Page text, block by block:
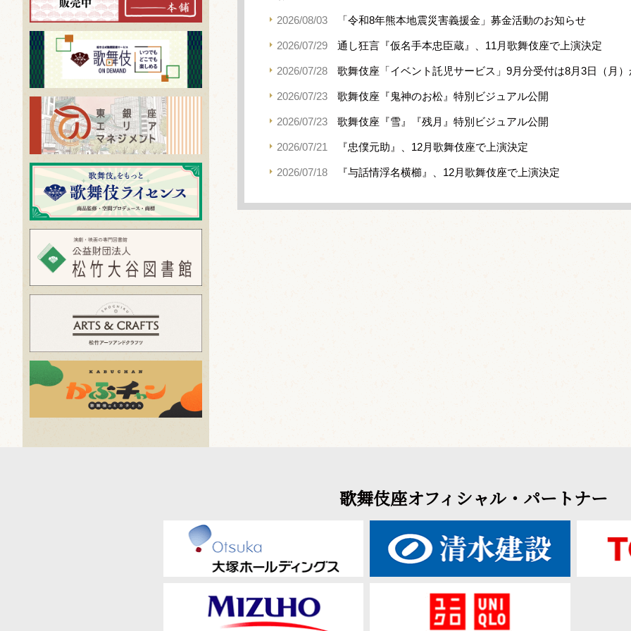
2026/08/03 「令和8年熊本地震災害義援金」募金活動のお知らせ
2026/07/29 通し狂言『仮名手本忠臣蔵』、11月歌舞伎座で上演決定
2026/07/28 歌舞伎座「イベント託児サービス」9月分受付は8月3日（月
2026/07/23 歌舞伎座『鬼神のお松』特別ビジュアル公開
2026/07/23 歌舞伎座『雪』『残月』特別ビジュアル公開
2026/07/21 『忠僕元助』、12月歌舞伎座で上演決定
2026/07/18 『与話情浮名横櫛』、12月歌舞伎座で上演決定
歌舞伎座オフィシャル・パートナー